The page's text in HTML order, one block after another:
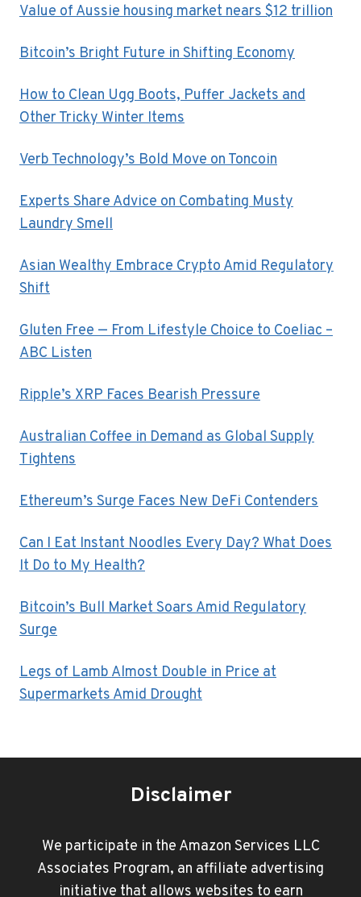
Value of Aussie housing market nears $12 trillion
Bitcoin’s Bright Future in Shifting Economy
How to Clean Ugg Boots, Puffer Jackets and
Other Tricky Winter Items
Verb Technology’s Bold Move on Toncoin
Experts Share Advice on Combating Musty
Laundry Smell
Asian Wealthy Embrace Crypto Amid Regulatory
Shift
Gluten Free — From Lifestyle Choice to Coeliac –
ABC Listen
Ripple’s XRP Faces Bearish Pressure
Australian Coffee in Demand as Global Supply
Tightens
Ethereum’s Surge Faces New DeFi Contenders
Can I Eat Instant Noodles Every Day? What Does
It Do to My Health?
Bitcoin’s Bull Market Soars Amid Regulatory
Surge
Legs of Lamb Almost Double in Price at
Supermarkets Amid Drought
Disclaimer
We participate in the Amazon Services LLC
Associates Program, an affiliate advertising
initiative that allows websites to earn